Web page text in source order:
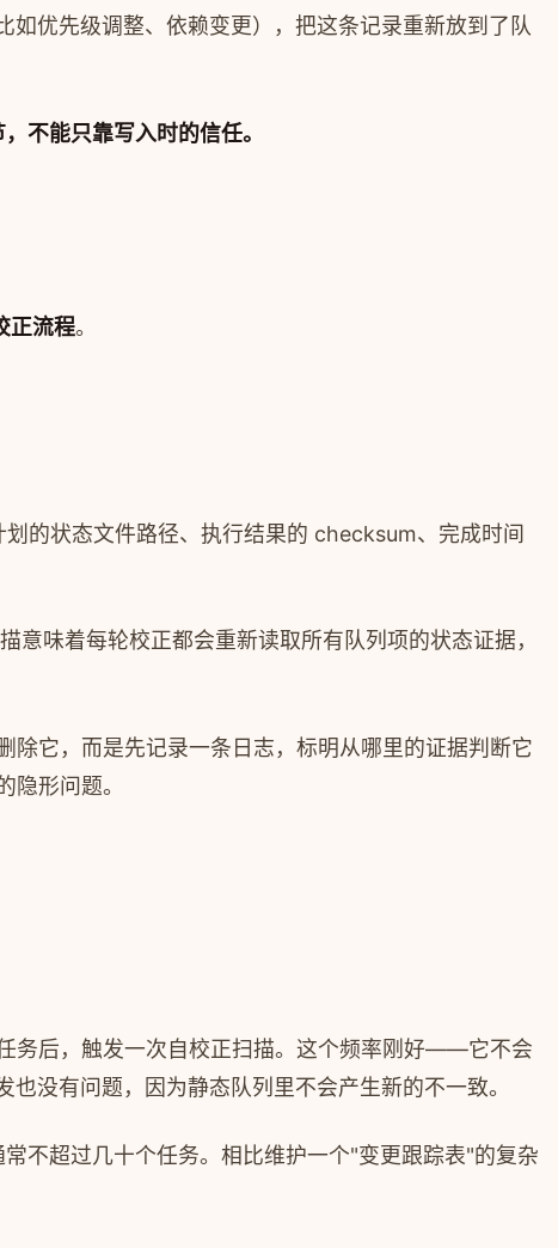
优先级调整、依赖变更），把这条记录重新放到了队
不能只靠写入时的信任。
正流程。
的状态文件路径、执行结果的 checksum、完成时间
味着每轮校正都会重新读取所有队列项的状态证据，
它，而是先记录一条日志，标明从哪里的证据判断它
形问题。
务后，触发一次自校正扫描。这个频率刚好——它不会
没有问题，因为静态队列里不会产生新的不一致。
不超过几十个任务。相比维护一个"变更跟踪表"的复杂